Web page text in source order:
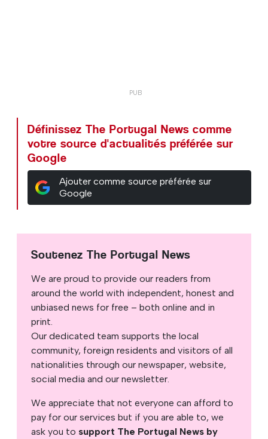
Définissez The Portugal News comme
votre source d'actualités préférée sur
Google
Ajouter comme source préférée sur
Google
Soutenez The Portugal News
We are proud to provide our readers from
around the world with independent, honest and
unbiased news for free – both online and in
print.
Our dedicated team supports the local
community, foreign residents and visitors of all
nationalities through our newspaper, website,
social media and our newsletter.
We appreciate that not everyone can afford to
pay for our services but if you are able to, we
ask you to support The Portugal News by